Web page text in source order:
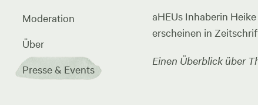
Moderation
Über
Presse & Events
aHEUs Inhaberin
erscheinen in
Einen Überblick über